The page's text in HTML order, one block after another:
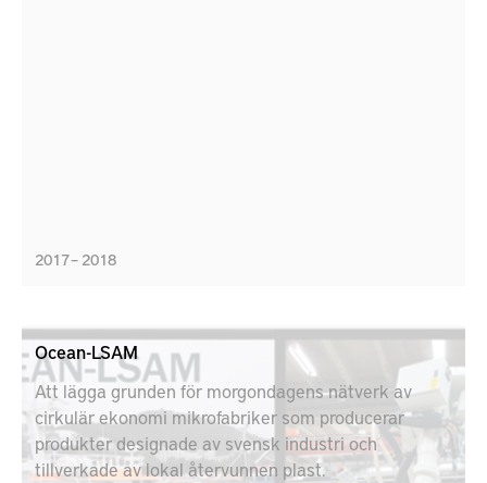
2017 – 2018
Ocean-LSAM
Att lägga grunden för morgondagens nätverk av
cirkulär ekonomi mikrofabriker som producerar
produkter designade av svensk industri och
tillverkade av lokal återvunnen plast.